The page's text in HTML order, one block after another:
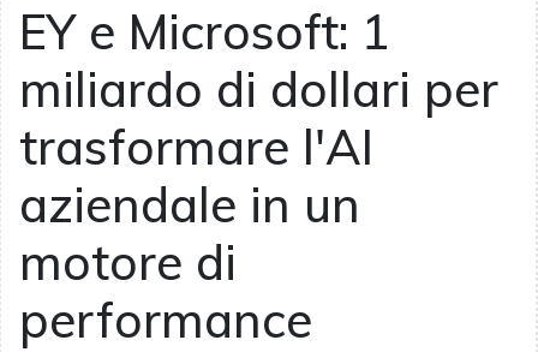
EY e Microsoft: 1
miliardo di dollari per
trasformare l'AI
aziendale in un
motore di
performance